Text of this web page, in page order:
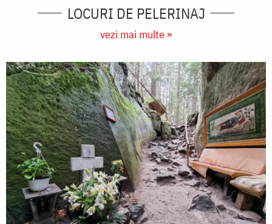
LOCURI DE PELERINAJ
vezi mai multe »